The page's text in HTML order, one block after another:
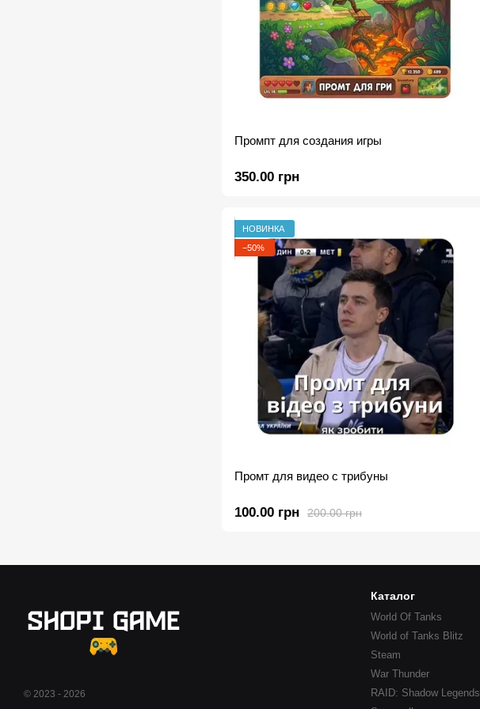
Промпт для создания игры
350.00 грн
НОВИНКА
−50%
Промт для видео с трибуны
200.00 грн
100.00 грн
© 2023 - 2026
Каталог
World Of Tanks
World of Tanks Blitz
Steam
War Thunder
RAID: Shadow Legends